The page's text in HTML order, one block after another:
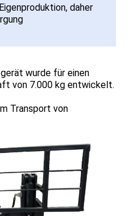
daher
wurde für einen
von 7.000 kg entwickelt.
Transport von